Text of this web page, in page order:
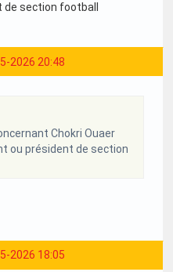
section football
2026 20:48
Chokri Ouaer
ou président de section
2026 18:05